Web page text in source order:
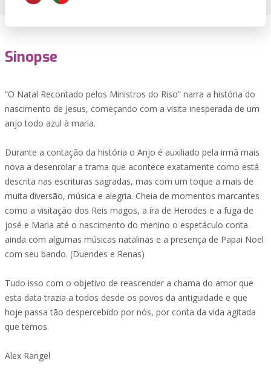
Sinopse
“O Natal Recontado pelos Ministros do Riso” narra a história do
nascimento de Jesus, começando com a visita inesperada de um
anjo todo azul à maria.
Durante a contação da história o Anjo é auxiliado pela irmã mais
nova a desenrolar a trama que acontece exatamente como está
descrita nas escrituras sagradas, mas com um toque a mais de
muita diversão, música e alegria. Cheia de momentos marcantes
como a visitação dos Reis magos, a íra de Herodes e a fuga de
josé e Maria até o nascimento do menino o espetáculo conta
ainda com algumas músicas natalinas e a presença de Papai Noel
com seu bando. (Duendes e Renas)
Tudo isso com o objetivo de reascender a chama do amor que
esta data trazia a todos desde os povos da antiguidade e que
hoje passa tão despercebido por nós, por conta da vida agitada
que temos.
Alex Rangel